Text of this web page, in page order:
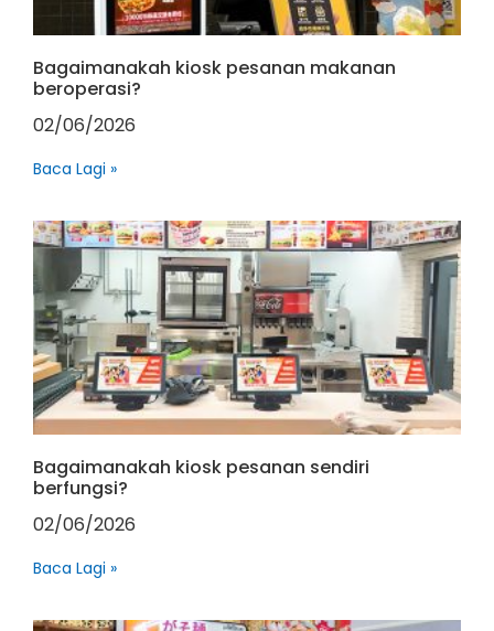
Bagaimanakah kiosk pesanan makanan
beroperasi?
02/06/2026
Baca Lagi »
Bagaimanakah kiosk pesanan sendiri
berfungsi?
02/06/2026
Baca Lagi »